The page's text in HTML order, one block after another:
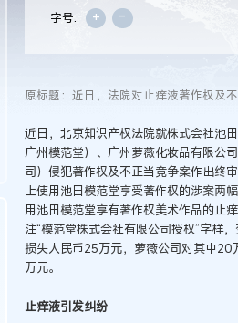
字号: + -
原标题：近日，法院对止痒液著作权及
近日，北京知识产权法院就株式会社池
广州模范堂）、广州萝薇化妆品有限公
司）侵犯著作权及不正当竞争案作出终
上使用池田模范堂享受著作权的涉案两
用池田模范堂享有著作权美术作品的止
注“模范堂株式会社有限公司授权”字样
损失人民币25万元，萝薇公司对其中
万元。
止痒液引发纠纷